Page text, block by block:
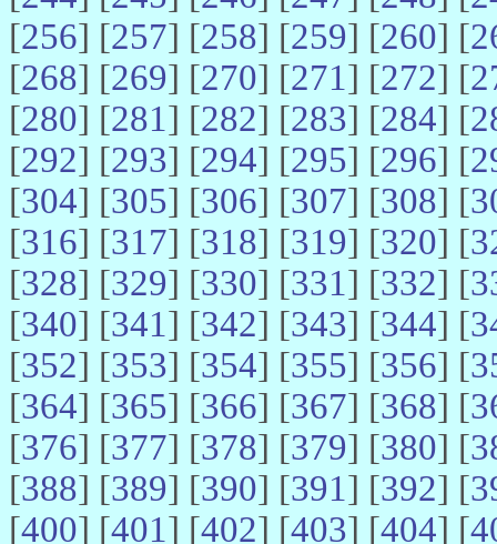
[256] [257] [258] [259] [260] [
[268] [269] [270] [271] [272] [
[280] [281] [282] [283] [284] [
[292] [293] [294] [295] [296] [
[304] [305] [306] [307] [308] [
[316] [317] [318] [319] [320] [
[328] [329] [330] [331] [332] [
[340] [341] [342] [343] [344] [
[352] [353] [354] [355] [356] [
[364] [365] [366] [367] [368] [
[376] [377] [378] [379] [380] [
[388] [389] [390] [391] [392] [
[400] [401] [402] [403] [404] [